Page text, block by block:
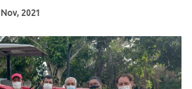
2021